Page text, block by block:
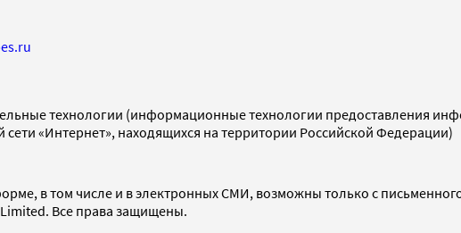
технологии (информационные технологии предоставления
«Интернет», находящихся на территории Российской Федерации)
в том числе и в электронных СМИ, возможны только с
Все права защищены.